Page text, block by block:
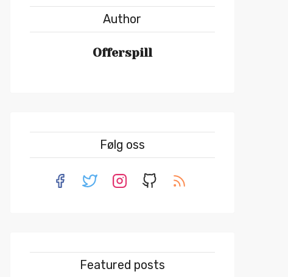
Author
Offerspill
Følg oss
Featured posts